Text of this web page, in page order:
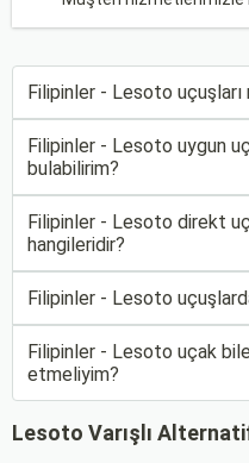
Filipinler - Lesoto uçuşları
Filipinler - Lesoto uygun
bulabilirim?
Filipinler - Lesoto direkt
hangileridir?
Filipinler - Lesoto
Filipinler - Lesoto uçak
etmeliyim?
Lesoto Varışlı